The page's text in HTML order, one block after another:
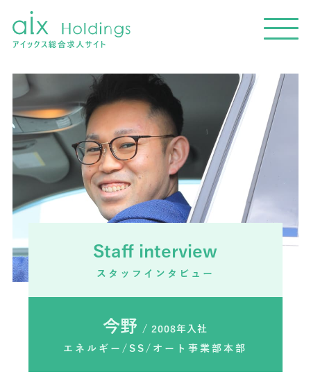
Staff interview
スタッフインタビュー
今野 / 2008年入社
エネルギー/SS/オート事業部本部